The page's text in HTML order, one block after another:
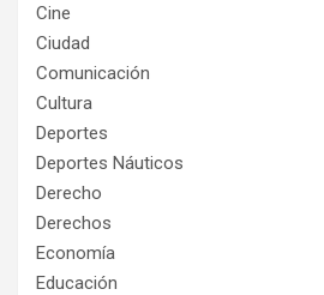
Cine
Ciudad
Comunicación
Cultura
Deportes
Deportes Náuticos
Derecho
Derechos
Economía
Educación